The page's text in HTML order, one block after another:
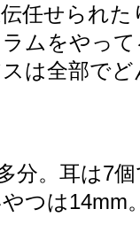
任せられた
ムをやっ
は全部で
分。耳は7
つは14mm